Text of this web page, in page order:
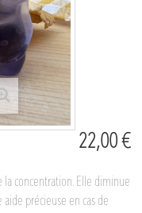
22,00 €
concentration. Elle diminue
aide précieuse en cas de